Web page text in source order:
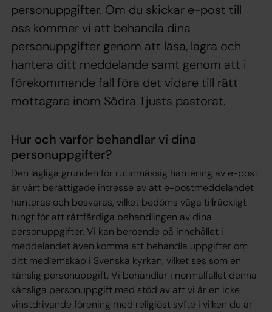
personuppgifter. Om du skickar e-post till
oss kommer vi att behandla dina
personuppgifter genom att läsa, lagra och
hantera ditt meddelande samt genom att i
förekommande fall föra det vidare till rätt
mottagare inom Södra Tjusts pastorat.
Hur och varför behandlar vi dina
personuppgifter?
Den lagliga grunden för rutinmässig hantering av e-post
är vårt berättigade intresse av att e-postmeddelandet
hanteras och besvaras, vilket bedöms väga tillräckligt
tungt för att rättfärdiga behandlingen av dina
personuppgifter. Vi kan beroende på innehållet i
meddelandet även komma att behandla uppgifter om
ditt medlemskap i Svenska kyrkan, vilket ses som en
känslig personuppgift. Vi behandlar i normalfallet denna
känsliga personuppgift med stöd av att vi är en icke
vinstdrivande förening med religiöst syfte i vilken du är